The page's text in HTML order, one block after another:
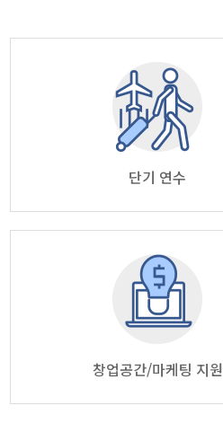
단기 연수
창업공간/마케팅 지원